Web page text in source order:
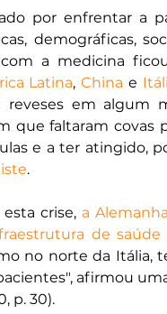
por enfrentar a
demográficas,
com a medicina
Latina, China e
reveses em algum
que faltaram covas
e a ter atingido,
.
crise, a
de
no norte da Itália,
afirmou
p. 30).